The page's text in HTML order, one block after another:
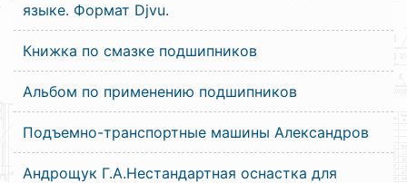
языке. Формат Djvu.
Книжка по смазке подшипников
Альбом по применению подшипников
Подъемно-транспортные машины Александров
Андрощук Г.А.Нестандартная оснастка для